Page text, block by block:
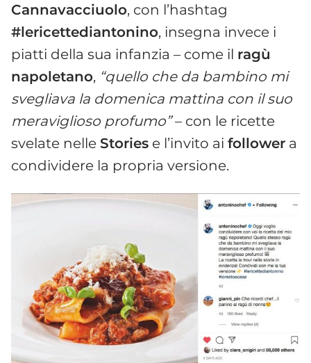
Cannavacciuolo, con l’hashtag
#lericettediantonino, insegna invece i
piatti della sua infanzia – come il ragù
napoletano, “quello che da bambino mi
svegliava la domenica mattina con il suo
meraviglioso profumo”– con le ricette
svelate nelle Stories e l’invito ai follower a
condividere la propria versione.